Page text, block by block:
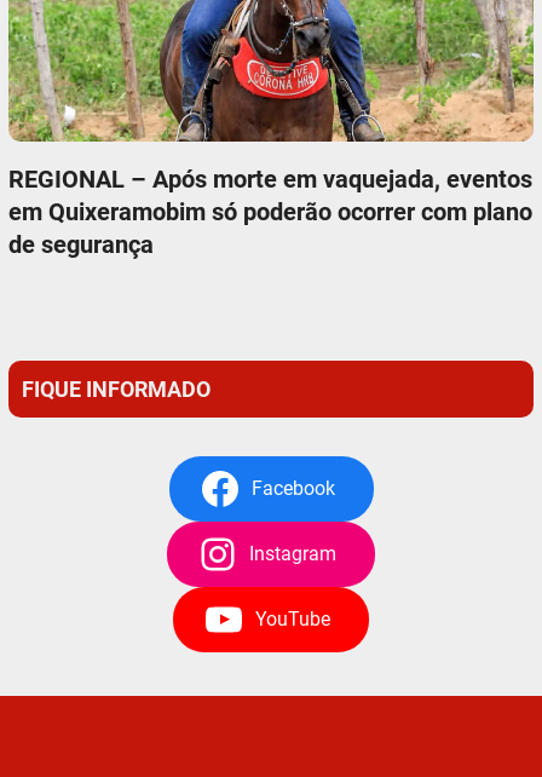
REGIONAL – Após morte em vaquejada, eventos
em Quixeramobim só poderão ocorrer com plano
de segurança
FIQUE INFORMADO
Facebook
Instagram
YouTube